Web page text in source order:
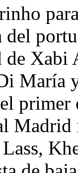
de Xabi
María
primer